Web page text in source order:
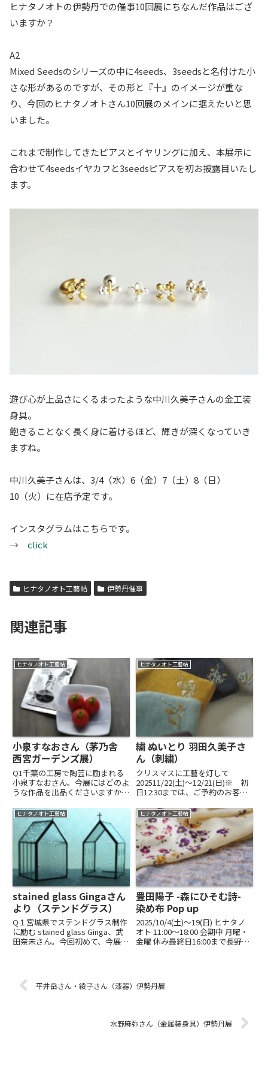
ヒナタノオトの伊勢丹での催事10回展にちなんだ作品はござ
いますか？
A2
Mixed Seedsのシリーズの中に4seeds、3seedsと名付けた小
さな形があるのですが、その形と『十』のイメージが重な
り、今回のヒナタノオトさん10回展のメインに据えたいと思
いました。
これまで制作してきたピアスとイヤリングに加え、本展示に
合わせて4seedsイヤカフと3seedsピアスを初お披露目いたし
ます。
遊び心が上品さにくるまったような中川久美子さんの金工装
身具。
飽きることなく長く身に着けるほど、輝きが深くなっていき
ますね。
中川久美子さんは、3/4（水）6（金）7（土）8（日）
10（火）に在店予定です。
インスタグラムはこちらです。
→ click
ヒナタノオト工藝帖 伊勢丹催事
関連記事
ヒナタノオト工藝帖
小泉すなおさん（茅乃舎
西宮ガーデンズ展）
Q1千葉の工房で陶芸に励まれる
小泉すなおさん。今展にはどのよ
うな作品を出品くださいますか？
季節に涼やかな色味の器を展示し
ます。子丼や飯椀、平皿など料理
を盛る器や、カップ&ソーサーな
どのお茶を楽しむ器もありま
ヒナタノオト工藝帖
繍 ぬいとり 羽田久美子さ
ん（刺繍）
クリスマスに工藝を灯して
202511/22(土)〜12/21(日)※ 初
日12:30までは、ご予約のお客様
約なしでご覧いただける予定です
が、現況に応じて、混雑のないよ
うにご案内をさせていただきま
す。北海道...
ヒナタノオト工藝帖
stained glass Gingaさん
より（ステンドグラス）
Q１宮城県でステンドグラス制作
に励む stained glass Ginga、武
田奈未さん。今回初めて、今展に
ルダー、オーナメントを出品しま
す。我が家...
ヒナタノオト工藝帖
豊田陽子 -森にひそむ詩-
染め布 Pop up
2025/10/4(土)〜19(日) ヒナタノ
オト 11:00～18:00 会期中 月曜・
金曜 休み最終日16:00まで長野県
色したデザインをプリ...
平井岳さん・綾子さん（漆器）伊勢丹展
水野麻弥さん（金属装身具）伊勢丹展